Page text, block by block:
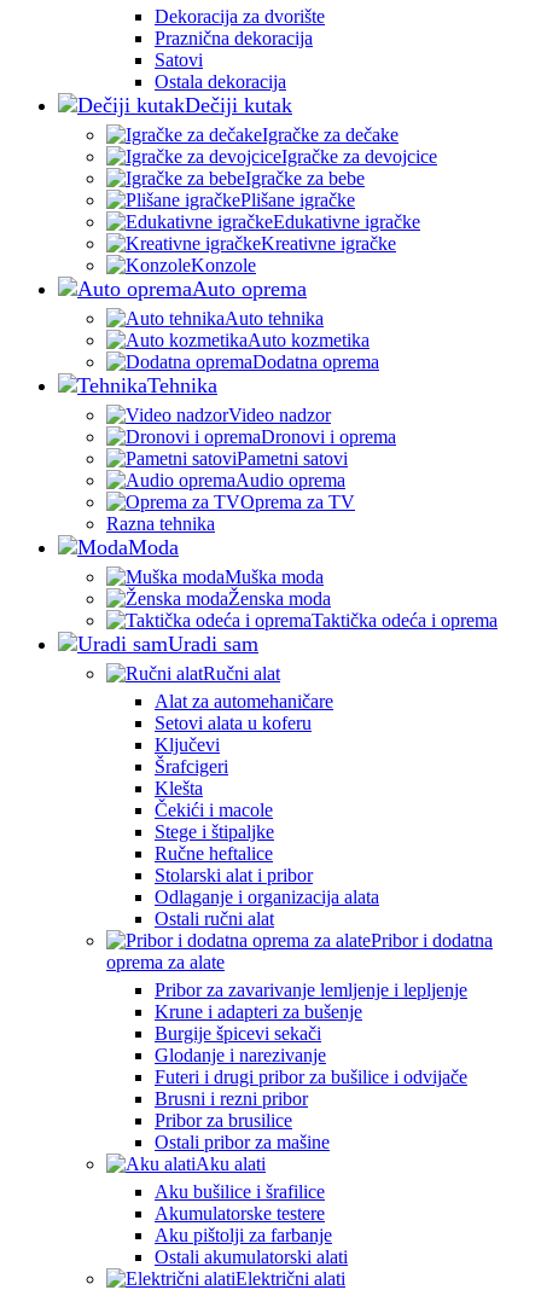
Dekoracija za dvorište
Praznična dekoracija
Satovi
Ostala dekoracija
Dečiji kutak
Igračke za dečake
Igračke za devojcice
Igračke za bebe
Plišane igračke
Edukativne igračke
Kreativne igračke
Konzole
Auto oprema
Auto tehnika
Auto kozmetika
Dodatna oprema
Tehnika
Video nadzor
Dronovi i oprema
Pametni satovi
Audio oprema
Oprema za TV
Razna tehnika
Moda
Muška moda
Ženska moda
Taktička odeća i oprema
Uradi sam
Ručni alat
Alat za automehaničare
Setovi alata u koferu
Ključevi
Šrafcigeri
Klešta
Čekići i macole
Stege i štipaljke
Ručne heftalice
Stolarski alat i pribor
Odlaganje i organizacija alata
Ostali ručni alat
Pribor i dodatna
oprema za alate
Pribor za zavarivanje lemljenje i lepljenje
Krune i adapteri za bušenje
Burgije špicevi sekači
Glodanje i narezivanje
Futeri i drugi pribor za bušilice i odvijače
Brusni i rezni pribor
Pribor za brusilice
Ostali pribor za mašine
Aku alati
Aku bušilice i šrafilice
Akumulatorske testere
Aku pištolji za farbanje
Ostali akumulatorski alati
Električni alati